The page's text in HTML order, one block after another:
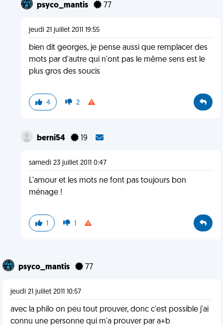
psyco_mantis 77
jeudi 21 juillet 2011 19:55
bien dit georges, je pense aussi que remplacer des
mots par d'autre qui n'ont pas le même sens est le
plus gros des soucis
4 2
berni54 19
samedi 23 juillet 2011 0:47
L'amour et les mots ne font pas toujours bon
ménage !
1 1
psyco_mantis 77
jeudi 21 juillet 2011 10:57
avec la philo on peu tout prouver, donc c'est possible j'ai
connu une personne qui m'a prouver par a+b